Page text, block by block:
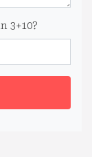
3+10?